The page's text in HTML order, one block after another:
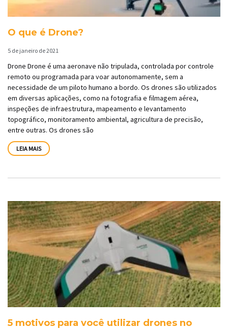
O que é Drone?
5 de janeiro de 2021
Drone Drone é uma aeronave não tripulada, controlada por controle
remoto ou programada para voar autonomamente, sem a
necessidade de um piloto humano a bordo. Os drones são utilizados
em diversas aplicações, como na fotografia e filmagem aérea,
inspeções de infraestrutura, mapeamento e levantamento
topográfico, monitoramento ambiental, agricultura de precisão,
entre outras. Os drones são
LEIA MAIS
5 motivos para você utilizar drones no